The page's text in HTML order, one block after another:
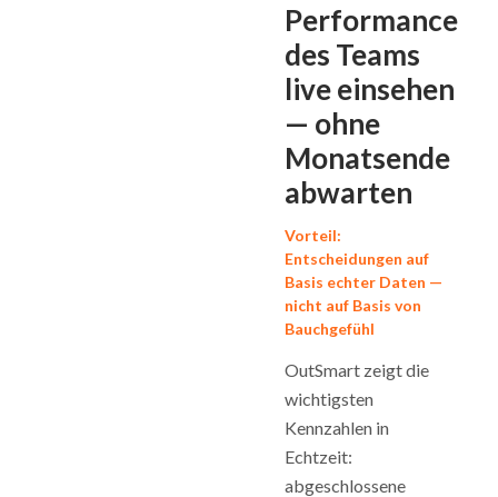
Performance
des Teams
live einsehen
— ohne
Monatsende
abwarten
Vorteil:
Entscheidungen auf
Basis echter Daten —
nicht auf Basis von
Bauchgefühl
OutSmart zeigt die
wichtigsten
Kennzahlen in
Echtzeit:
abgeschlossene